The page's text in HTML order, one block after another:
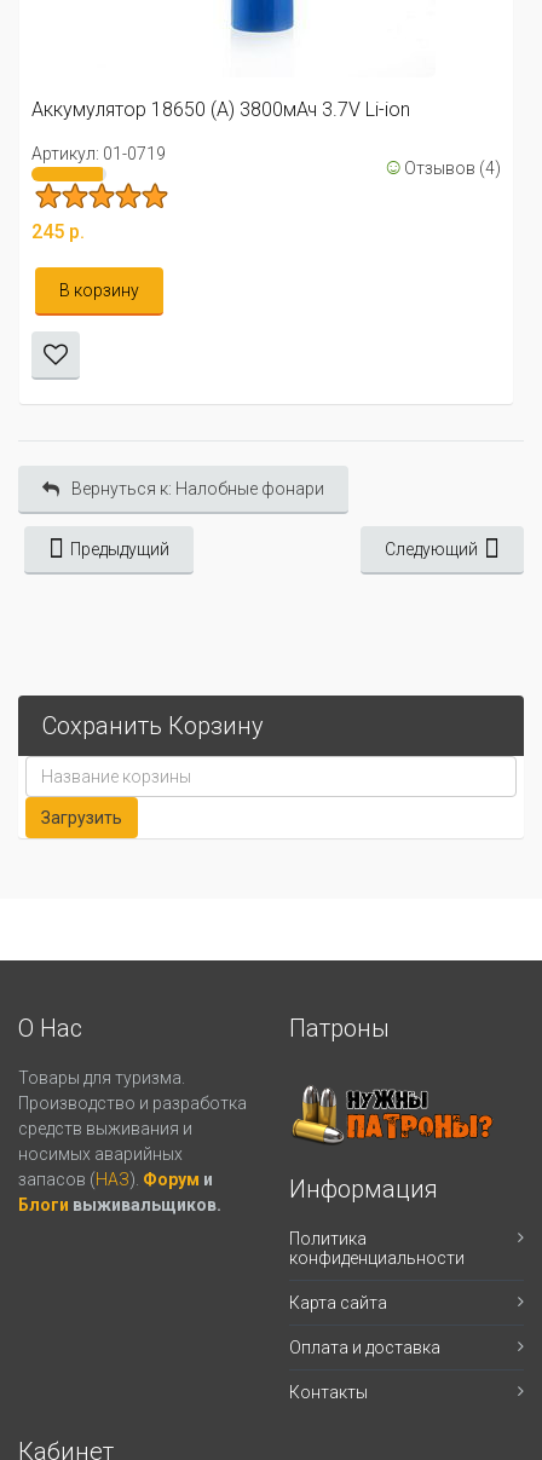
Аккумулятор 18650 (А) 3800мАч 3.7V Li-ion
Артикул: 01-0719 ☺Отзывов (4)
245 р.
В корзину
Вернуться к: Налобные фонари
Предыдущий Следующий
Сохранить Корзину
О Нас
Товары для туризма.
Производство и разработка
средств выживания и
носимых аварийных
запасов (НАЗ). Форум и
Блоги выживальщиков.
Патроны
Информация
Политика
конфиденциальности
Карта сайта
Оплата и доставка
Контакты
Кабинет